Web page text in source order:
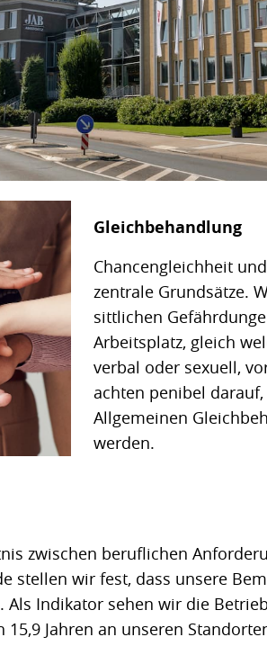
Gleichbehandlung
Chancengleichheit
zentrale Grundsätze.
sittlichen
Arbeitsplatz, gleich
verbal oder sexuell,
achten penibel
Allgemeinen
werden.
zwischen beruflichen
stellen wir fest, dass unsere
Als Indikator sehen wir die
Jahren an unseren